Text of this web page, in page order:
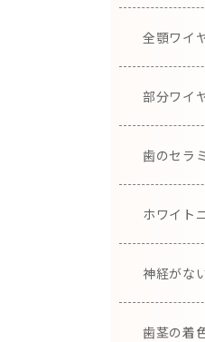
全顎ワイ
部分ワイ
歯のセラ
ホワイト
神経がな
歯茎の着